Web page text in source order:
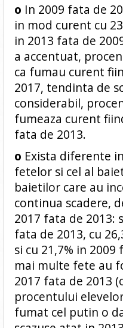
o In 2009 fata de
in mod curent cu
in 2013 fata de
a accentuat,
ca fumau curent
2017, tendinta de
considerabil,
fumeaza curent
fata de 2013.
o Exista diferente
fetelor si cel al
baietilor care au
continua scadere,
2017 fata de 2013:
fata de 2013, cu
si cu 21,7% in
mai multe fete au
2017 fata de 2013
procentului
fumat cel putin o